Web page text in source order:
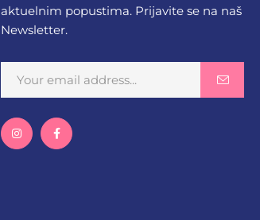
aktuelnim popustima. Prijavite se na naš
Newsletter.